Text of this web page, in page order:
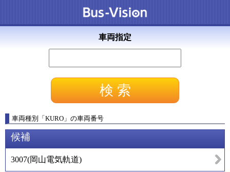
車両指定
車両種別 「 KURO 」 の車両番号
候補
3007(岡山電気軌道)